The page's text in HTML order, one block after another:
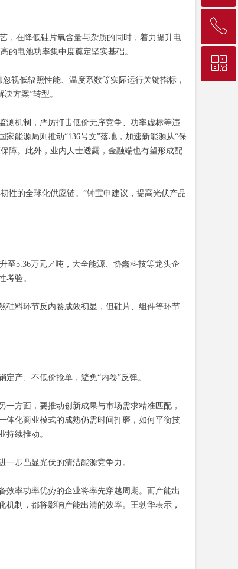
在降低硅片氧含量与杂质的同时，着力提升电
的电池功率集中度奠定坚实基础。
低辐照性能、温度系数等实际运行关键指标，
方案”转型。
机制，严厉打击低价无序竞争、功率虚标等违
能源局则推动“136号文”落地，加速新能源从“保
障。此外，业内人士透露，金融端也有望形成配
的全球化供应链。”钟宝申建议，提高光伏产品
5.36万元／吨，大全能源、协鑫科技等龙头企
考验。
料环节反内卷成效初显，但硅片、组件等环节
产、不低价抢单，避免“内卷”反弹。
方面，要推动创新成果与市场需求精准匹配，
体化商业模式的成熟仍需时间打磨，如何平衡技
持续推动。
步凸显光伏的清洁能源竞争力。
率功率优势的企业将率先穿越周期。而产能出
制，都将影响产能出清的效率。王勃华表示，
回到顶部
ꂅ
010-68207275
ꀥ